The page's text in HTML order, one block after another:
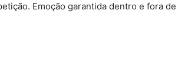
Emoção garantida dentro e fora de